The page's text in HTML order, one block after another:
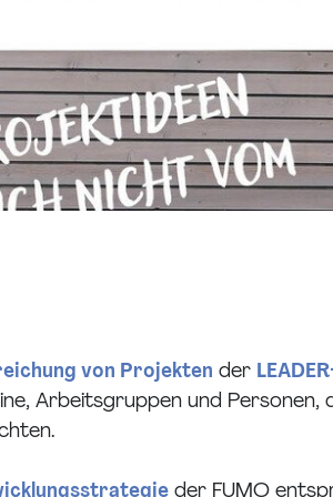
von Projekten der
Arbeitsgruppen und Personen,
der FUMO